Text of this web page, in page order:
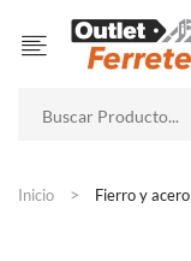
Inicio Fierro y acero